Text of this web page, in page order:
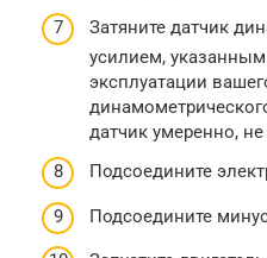
Затяните датчик
усилием,
эксплуатации
датчик умеренно, не
Подсоедините
Подсоедините